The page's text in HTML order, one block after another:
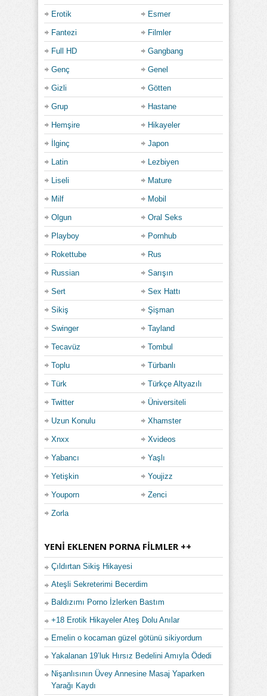
Erotik Esmer
Fantezi Filmler
Full HD Gangbang
Genç Genel
Gizli Götten
Grup Hastane
Hemşire Hikayeler
İlginç Japon
Latin Lezbiyen
Liseli Mature
Milf Mobil
Olgun Oral Seks
Playboy Pornhub
Rokettube Rus
Russian Sarışın
Sert Sex Hattı
Sikiş Şişman
Swinger Tayland
Tecavüz Tombul
Toplu Türbanlı
Türk Türkçe Altyazılı
Twitter Üniversiteli
Uzun Konulu Xhamster
Xnxx Xvideos
Yabancı Yaşlı
Yetişkin Youjizz
Youporn Zenci
Zorla
YENI EKLENEN PORNA FILMLER ++
Çıldırtan Sikiş Hikayesi
Ateşli Sekreterimi Becerdim
Baldızımı Porno İzlerken Bastım
+18 Erotik Hikayeler Ateş Dolu Anılar
Emelin o kocaman güzel götünü sikiyordum
Yakalanan 19’luk Hırsız Bedelini Amıyla Ödedi
Nişanlısının Üvey Annesine Masaj Yaparken
Yarağı Kaydı